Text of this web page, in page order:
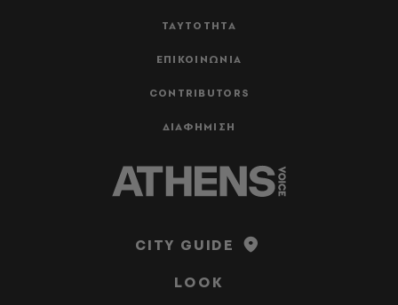
ΤΑΥΤΟΤΗΤΑ
ΕΠΙΚΟΙΝΩΝΙΑ
CONTRIBUTORS
ΔΙΑΦΗΜΙΣΗ
CITY GUIDE
LOOK